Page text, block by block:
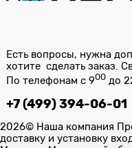
Есть вопросы, нужна
хотите сделать заказ.
По телефонам с 900 до
+7 (499) 394-06-01
2026© Наша компания
доставку и установку